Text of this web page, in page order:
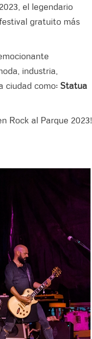
el legendario
gratuito más
industria,
ciudad como: Statua
Rock al Parque 2023!